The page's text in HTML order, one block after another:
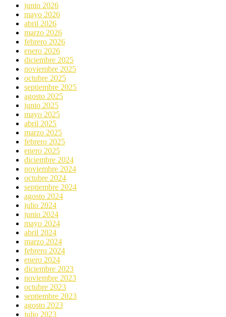
junio 2026
mayo 2026
abril 2026
marzo 2026
febrero 2026
enero 2026
diciembre 2025
noviembre 2025
octubre 2025
septiembre 2025
agosto 2025
junio 2025
mayo 2025
abril 2025
marzo 2025
febrero 2025
enero 2025
diciembre 2024
noviembre 2024
octubre 2024
septiembre 2024
agosto 2024
julio 2024
junio 2024
mayo 2024
abril 2024
marzo 2024
febrero 2024
enero 2024
diciembre 2023
noviembre 2023
octubre 2023
septiembre 2023
agosto 2023
julio 2023